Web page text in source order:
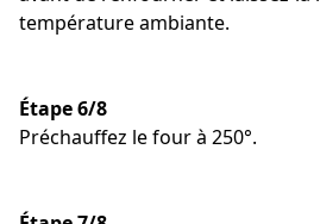
température ambiante.
Étape 6/8
Préchauffez le four à 250°.